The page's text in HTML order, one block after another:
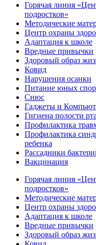
Горячая линия
подростков»
Методические
Центр охраны
Адаптация к школе
Вредные привычки
Здоровый образ
Ковид
Нарушения осанки
Питание юных
Снюс
Гаджеты и
Гигиена полости рта
Профилактика
Профилактика
ребенка
Рассадники
Вакцинация
Горячая линия
подростков»
Методические
Центр охраны
Адаптация к школе
Вредные привычки
Здоровый образ